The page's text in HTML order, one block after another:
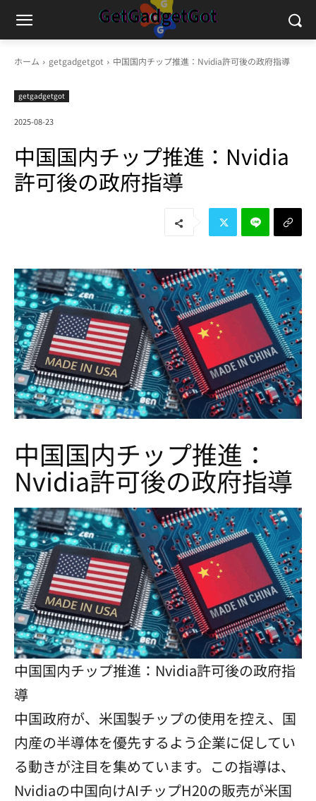
ホーム getgadgetgot 中国国内チップ推進：Nvidia許可後の政府指導
getgadgetgot
2025-08-23
中国国内チップ推進：Nvidia
許可後の政府指導
中国国内チップ推進：
Nvidia許可後の政府指導
中国国内チップ推進：Nvidia許可後の政府指
導
中国政府が、米国製チップの使用を控え、国
内産の半導体を優先するよう企業に促してい
る動きが注目を集めています。この指導は、
Nvidiaの中国向けAIチップH20の販売が米国